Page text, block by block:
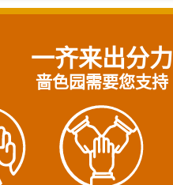
一齐来出分力
啬色园需要您支持